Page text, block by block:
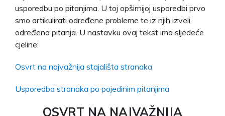
usporedbu po pitanjima. U toj opširnijoj usporedbi prvo
smo artikulirati određene probleme te iz njih izveli
određena pitanja. U nastavku ovaj tekst ima sljedeće
cjeline:
Osvrt na najvažnija stajališta stranaka
Usporedba stranaka po pojedinim pitanjima
OSVRT NA NAJVAŽNIJA